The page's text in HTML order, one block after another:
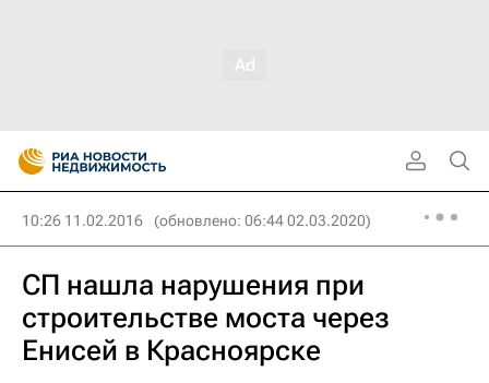
10:26 11.02.2016 (обновлено: 06:44 02.03.2020)
СП нашла нарушения при
строительстве моста через
Енисей в Красноярске